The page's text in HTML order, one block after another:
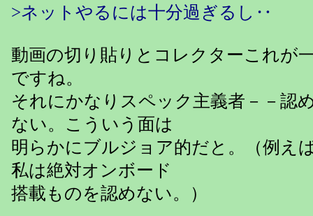
>ネットやるには十分過ぎるし‥
動画の切り貼りとコレクターこれが
ですね。
それにかなりスペック主義者－－認
ない。こういう面は
明らかにブルジョア的だと。（例え
私は絶対オンボード
搭載ものを認めない。）